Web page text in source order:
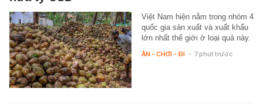
Việt Nam hiện nằm trong nhóm 4
quốc gia sản xuất và xuất khẩu
lớn nhất thế giới ở loại quả này.
ĂN - CHƠI - ĐI - 7 phút trước